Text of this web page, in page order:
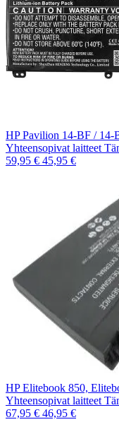
HP Pavilion 14-BF /
Yhteensopivat laitteet
59,95 € 45,95 €
HP Elitebook 850,
Yhteensopivat laitteet
67,95 € 46,95 €